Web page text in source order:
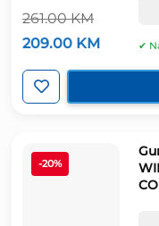
261.00KM
Izvorna
cijena
bila
je:
261.00 KM.
209.00 KM
cijena
je:
✔
-20%